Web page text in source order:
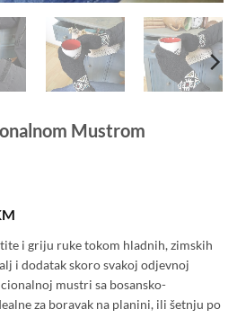
Mustrom
63.00 KM
through
71.00 KM
i griju ruke tokom hladnih, zimskih
i dodatak skoro svakoj odjevnoj
mustri sa bosansko-
za boravak na planini, ili šetnju po